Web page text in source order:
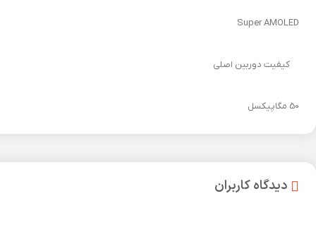
Super AMOLED
کیفیت دوربین اصلی
50 مگاپیکسل
دیدگاه کاربران